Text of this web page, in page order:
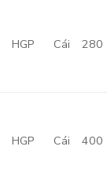
HGP Cái 280
HGP Cái 400